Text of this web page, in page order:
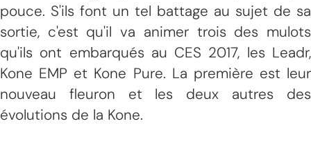
pouce. S'ils font un tel battage au sujet de sa
sortie, c'est qu'il va animer trois des mulots
qu'ils ont embarqués au CES 2017, les Leadr,
Kone EMP et Kone Pure. La première est leur
nouveau fleuron et les deux autres des
évolutions de la Kone.